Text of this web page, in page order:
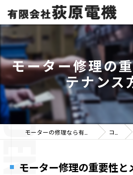
モーター修理の
テナンス
コラム
モーター修理の重要性と